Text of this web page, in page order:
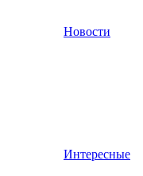
Новости
Интересные